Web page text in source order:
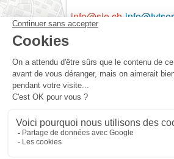
info@sie.ch
SIE
Politique qualité et environnement
Protection des données